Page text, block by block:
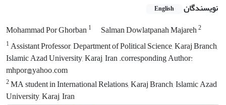
نویسندگان English
Mohammad Por Ghorban1 Salman Dowlatpanah Majareh2
1Assistant Professor, Department of Political Science, Karaj Branch,
Islamic Azad University, Karaj, Iran .corre‌spo‌nd‌ing Author:
mhpor@yahoo.com
2MA student in International Relations, Karaj Branch, Islamic Azad
University, Karaj, Iran